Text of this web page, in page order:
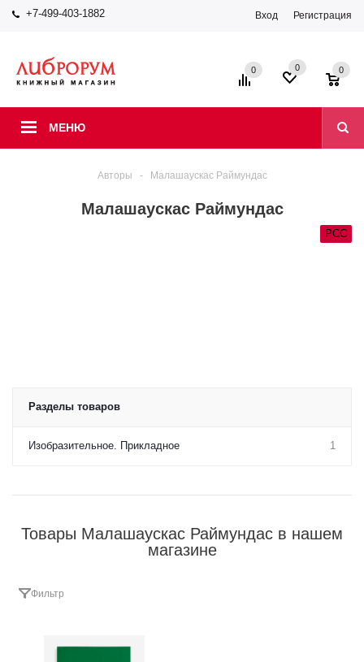
+7-499-403-1882 Вход Регистрация
МЕНЮ
0 0 0
Авторы - Малашаускaс Раймундас
Малашаускaс Раймундас
РСС
Разделы товаров
Изобразительное. Прикладное 1
Товары Малашаускaс Раймундас в нашем
магазине
Фильтр